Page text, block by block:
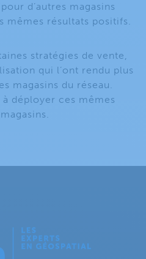
d’autres magasins
mêmes résultats positifs.
stratégies de vente,
qui l’ont rendu plus
magasins du réseau.
déployer ces mêmes